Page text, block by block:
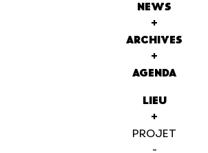
NEWS
+
ARCHIVES
+
AGENDA
LIEU
+
PROJET